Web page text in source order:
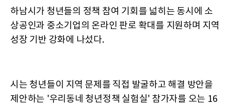
하남시가 청년들의 정책 참여 기회를 넓히는 동시에 소
상공인과 중소기업의 온라인 판로 확대를 지원하며 지역
성장 기반 강화에 나섰다.
시는 청년들이 지역 문제를 직접 발굴하고 해결 방안을
제안하는 '우리동네 청년정책 실험실' 참가자를 오는 16